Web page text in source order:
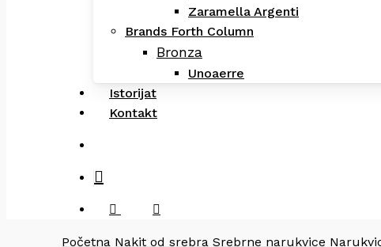
Zaramella Argenti
Brands Forth Column
Bronza
Unoaerre
Istorijat
Kontakt
facebookinstagram
Početna Nakit od srebra Srebrne narukvice